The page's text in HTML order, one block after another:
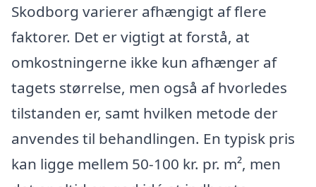
Skodborg varierer afhængigt af flere
faktorer. Det er vigtigt at forstå, at
omkostningerne ikke kun afhænger af
tagets størrelse, men også af hvorledes
tilstanden er, samt hvilken metode der
anvendes til behandlingen. En typisk pris
kan ligge mellem 50-100 kr. pr. m², men